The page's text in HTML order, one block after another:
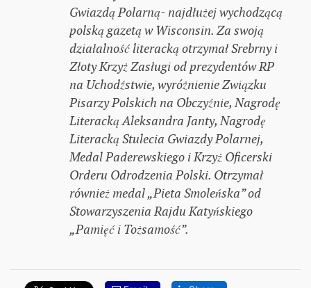
Gwiazdą Polarną- najdłużej wychodzącą
polską gazetą w Wisconsin. Za swoją
działalność literacką otrzymał Srebrny i
Złoty Krzyż Zasługi od prezydentów RP
na Uchodźstwie, wyróżnienie Związku
Pisarzy Polskich na Obczyźnie, Nagrodę
Literacką Aleksandra Janty, Nagrodę
Literacką Stulecia Gwiazdy Polarnej,
Medal Paderewskiego i Krzyż Oficerski
Orderu Odrodzenia Polski. Otrzymał
również medal „Pieta Smoleńska” od
Stowarzyszenia Rajdu Katyńskiego
„Pamięć i Tożsamość”.